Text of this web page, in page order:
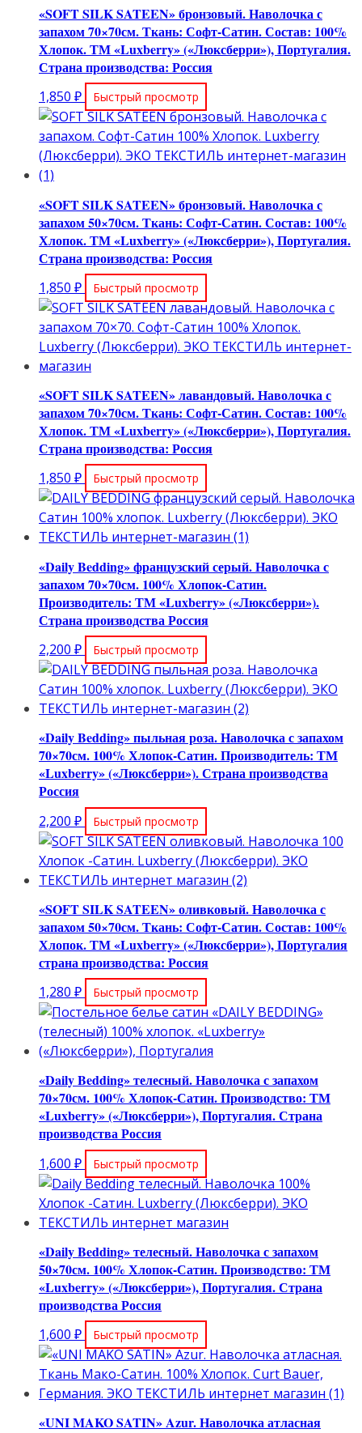
«SOFT SILK SATEEN» бронзовый. Наволочка с
запахом 70×70см. Ткань: Софт-Сатин. Состав: 100%
Хлопок. ТМ «Luxberry» («Люксберри»), Португалия.
Страна производства: Россия
1,850 ₽ Быстрый просмотр
«SOFT SILK SATEEN» бронзовый. Наволочка с
запахом 50×70см. Ткань: Софт-Сатин. Состав: 100%
Хлопок. ТМ «Luxberry» («Люксберри»), Португалия.
Страна производства: Россия
1,850 ₽ Быстрый просмотр
«SOFT SILK SATEEN» лавандовый. Наволочка с
запахом 70×70см. Ткань: Софт-Сатин. Состав: 100%
Хлопок. ТМ «Luxberry» («Люксберри»), Португалия.
Страна производства: Россия
1,850 ₽ Быстрый просмотр
«Daily Bedding» французский серый. Наволочка с
запахом 70×70см. 100% Хлопок-Сатин.
Производитель: ТМ «Luxberry» («Люксберри»).
Страна производства Россия
2,200 ₽ Быстрый просмотр
«Daily Bedding» пыльная роза. Наволочка с запахом
70×70см. 100% Хлопок-Сатин. Производитель: ТМ
«Luxberry» («Люксберри»). Страна производства
Россия
2,200 ₽ Быстрый просмотр
«SOFT SILK SATEEN» оливковый. Наволочка с
запахом 50×70см. Ткань: Софт-Сатин. Состав: 100%
Хлопок. ТМ «Luxberry» («Люксберри»), Португалия
страна производства: Россия
1,280 ₽ Быстрый просмотр
«Daily Bedding» телесный. Наволочка с запахом
70×70см. 100% Хлопок-Сатин. Производство: ТМ
«Luxberry» («Люксберри»), Португалия. Страна
производства Россия
1,600 ₽ Быстрый просмотр
«Daily Bedding» телесный. Наволочка с запахом
50×70см. 100% Хлопок-Сатин. Производство: ТМ
«Luxberry» («Люксберри»), Португалия. Страна
производства Россия
1,600 ₽ Быстрый просмотр
«UNI MAKO SATIN» Azur. Наволочка атласная